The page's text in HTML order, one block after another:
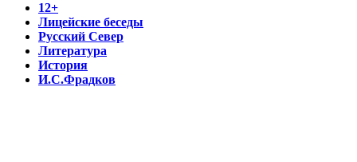
12+
Лицейские беседы
Русский Север
Литература
История
И.С.Фрадков